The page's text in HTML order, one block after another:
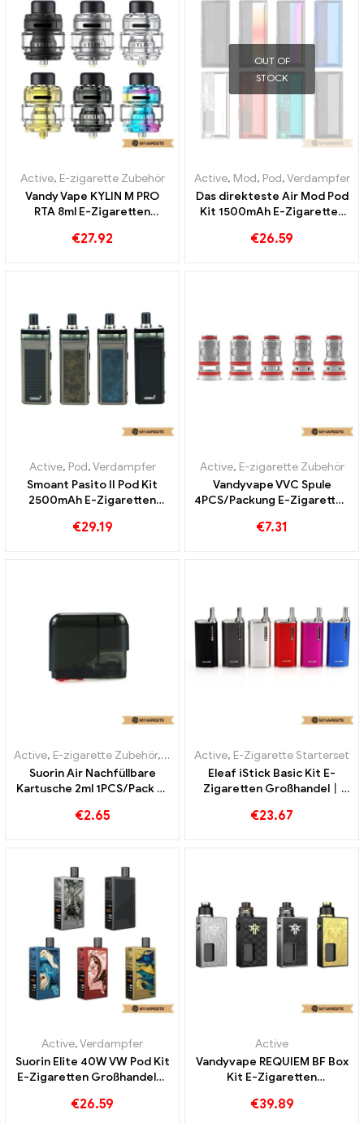
Active, E-zigarette Zubehör
Vandy Vape KYLIN M PRO
RTA 8ml E-Zigaretten
€27.92
OUT OF
STOCK
Active, Mod, Pod,Verdampfer
Das direkteste Air Mod Pod
Kit 1500mAh E-Zigaretten
€26.59
Active, Pod,Verdampfer
Smoant Pasito II Pod Kit
2500mAh E-Zigaretten
€29.19
Active, E-zigarette Zubehör
Vandyvape VVC Spule
4PCS/Packung E-Zigaretten
€7.31
Active, E-zigarette Zubehör, Verdampfer
Suorin Air Nachfüllbare
Kartusche 2ml 1PCS/Pack E-
Custom
€2.65
Active, E-Zigarette Starterset
Eleaf iStick Basic Kit E-
Zigaretten Großhandel丨
€23.67
Active,Verdampfer
Suorin Elite 40W VW Pod Kit
E-Zigaretten Großhandel丨
€26.59
Active
Vandyvape REQUIEM BF Box
Kit E-Zigaretten
€39.89